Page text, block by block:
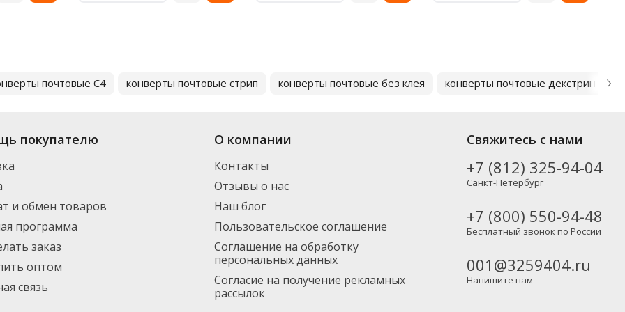
почтовые С4 конверты почтовые стрип конверты почтовые без клея конверты почтовые декстрин
покупателю
и обмен товаров
программа
заказ
оптом
связь
О компании
Контакты
Отзывы о нас
Наш блог
Пользовательское соглашение
Соглашение на обработку
персональных данных
Согласие на получение рекламных
рассылок
Свяжитесь с нами
+7 (812) 325-94-04
Санкт-Петербург
+7 (800) 550-94-48
Бесплатный звонок по России
001@3259404.ru
Напишите нам